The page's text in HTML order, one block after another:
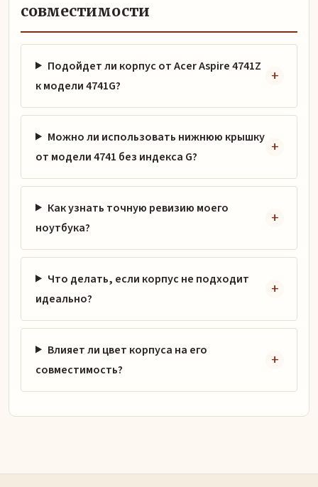
совместимости
Подойдет ли корпус от Acer Aspire 4741Z
к модели 4741G?
Можно ли использовать нижнюю крышку
от модели 4741 без индекса G?
Как узнать точную ревизию моего
ноутбука?
Что делать, если корпус не подходит
идеально?
Влияет ли цвет корпуса на его
совместимость?